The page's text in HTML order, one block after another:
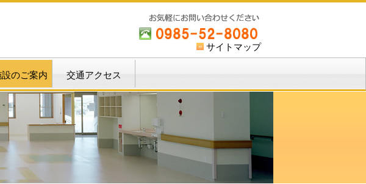
サイトマップ
のご案内 交通アクセス